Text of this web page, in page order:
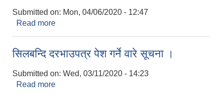
Submitted on: Mon, 04/06/2020 - 12:47
Read more
सिलबन्दि दरभाउपत्र पेश गर्ने वारे सूचना ।
Submitted on: Wed, 03/11/2020 - 14:23
Read more